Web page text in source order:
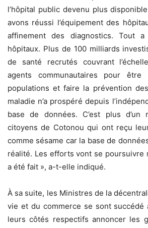
l’hôpital public devenu plus
avons réussi l’équipement des
affinement des diagnostics. Tout
hôpitaux. Plus de 100 milliards
de santé recrutés couvrant
agents communautaires pour
populations et faire la prévention des
maladie n’a prospéré depuis
base de données. C’est plus d’un
citoyens de Cotonou qui ont reçu
comme sésame car la base de
réalité. Les efforts vont se poursuivre
a été fait », a-t-elle indiqué.
À sa suite, les Ministres de la
vie et du commerce se sont succédé
leurs côtés respectifs annoncer les